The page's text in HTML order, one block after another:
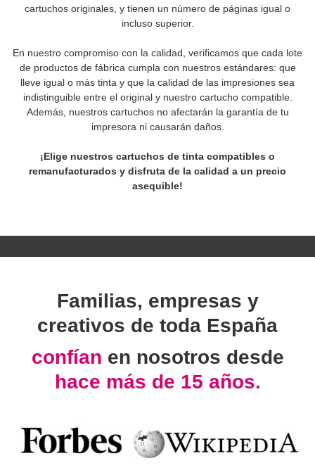
cartuchos originales, y tienen un número de páginas igual o
incluso superior.
En nuestro compromiso con la calidad, verificamos que cada lote
de productos de fábrica cumpla con nuestros estándares: que
lleve igual o más tinta y que la calidad de las impresiones sea
indistinguible entre el original y nuestro cartucho compatible.
Además, nuestros cartuchos no afectarán la garantía de tu
impresora ni causarán daños.
¡Elige nuestros cartuchos de tinta compatibles o
remanufacturados y disfruta de la calidad a un precio
asequible!
Familias, empresas y
creativos de toda España
confían en nosotros desde
hace más de 15 años.